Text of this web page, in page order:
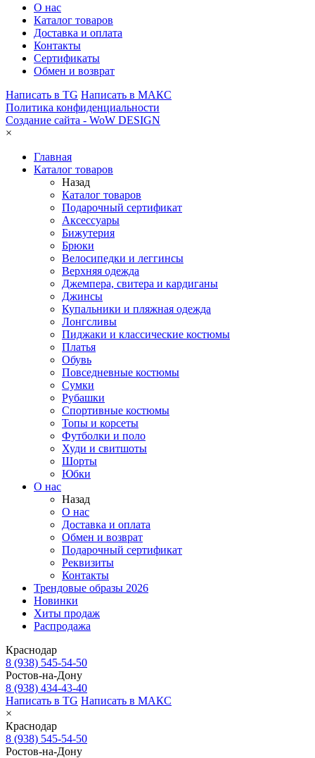
О нас
Каталог товаров
Доставка и оплата
Контакты
Сертификаты
Обмен и возврат
Написать в TG Написать в МАКС
Политика конфиденциальности
Создание сайта - WoW DESIGN
×
Главная
Каталог товаров
Назад
Каталог товаров
Подарочный сертификат
Аксессуары
Бижутерия
Брюки
Велосипедки и леггинсы
Верхняя одежда
Джемпера, свитера и кардиганы
Джинсы
Купальники и пляжная одежда
Лонгсливы
Пиджаки и классические костюмы
Платья
Обувь
Повседневные костюмы
Сумки
Рубашки
Спортивные костюмы
Топы и корсеты
Футболки и поло
Худи и свитшоты
Шорты
Юбки
О нас
Назад
О нас
Доставка и оплата
Обмен и возврат
Подарочный сертификат
Реквизиты
Контакты
Трендовые образы 2026
Новинки
Хиты продаж
Распродажа
Краснодар
8 (938) 545-54-50
Ростов-на-Дону
8 (938) 434-43-40
Написать в TG Написать в МАКС
×
Краснодар
8 (938) 545-54-50
Ростов-на-Дону